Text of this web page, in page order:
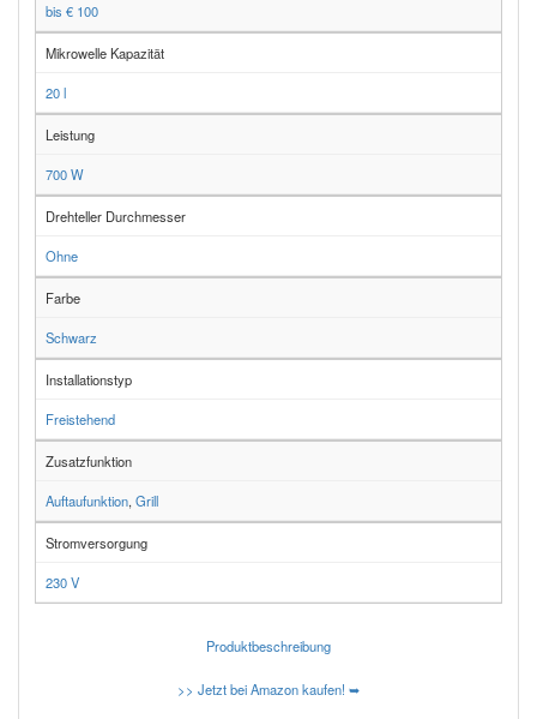
bis € 100
Mikrowelle Kapazität
20 l
Leistung
700 W
Drehteller Durchmesser
Ohne
Farbe
Schwarz
Installationstyp
Freistehend
Zusatzfunktion
Auftaufunktion,Grill
Stromversorgung
230 V
Produktbeschreibung
>> Jetzt bei Amazon kaufen! ➥